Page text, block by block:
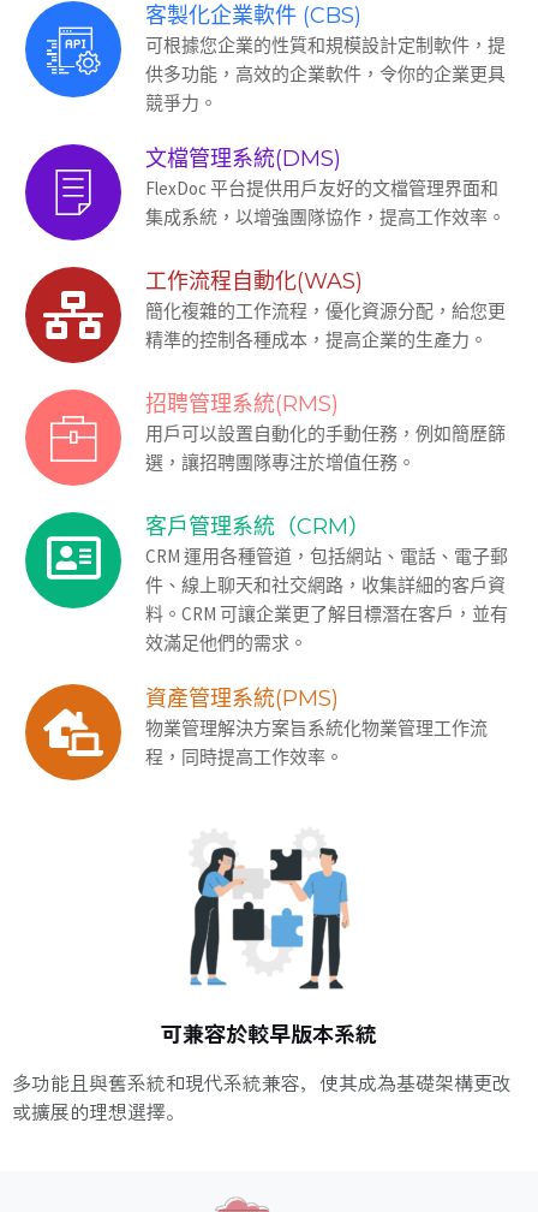
客製化企業軟件 (CBS)
可根據您企業的性質和規模設計定制軟件，提
供多功能，高效的企業軟件，令你的企業更具
競爭力。
文檔管理系統(DMS)
FlexDoc 平台提供用戶友好的文檔管理界面和
集成系統，以增強團隊協作，提高工作效率。
工作流程自動化(WAS)
簡化複雜的工作流程，優化資源分配，給您更
精準的控制各種成本，提高企業的生產力。
招聘管理系統(RMS)
用戶可以設置自動化的手動任務，例如簡歷篩
選，讓招聘團隊專注於增值任務。
客戶管理系統（CRM）
CRM 運用各種管道，包括網站、電話、電子郵
件、線上聊天和社交網路，收集詳細的客戶資
料。CRM 可讓企業更了解目標潛在客戶，並有
效滿足他們的需求。
資產管理系統(PMS)
物業管理解決方案旨系統化物業管理工作流
程，同時提高工作效率。
可兼容於較早版本系統
多功能且與舊系統和現代系統兼容，使其成為基礎架構更改
或擴展的理想選擇。